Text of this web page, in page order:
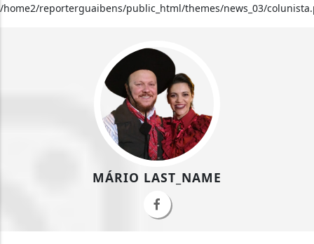
/home2/reporterguaibens/public_html/themes/news_03/
MÁRIO LAST_NAME